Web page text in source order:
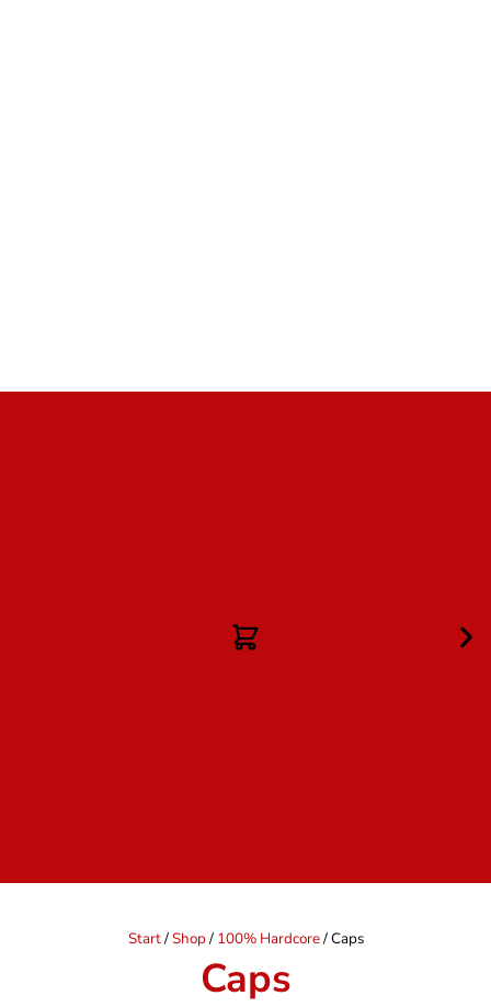
Start/Shop/ 100% Hardcore/ Caps
Caps